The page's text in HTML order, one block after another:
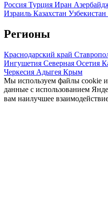
Россия Турция Иран
Израиль Казахстан Узбекистан
Регионы
Краснодарский край
Ингушетия Северная Осетия
Черкесия Адыгея Крым
Мы используем файлы cookie
данные с использованием
вам наилучшее